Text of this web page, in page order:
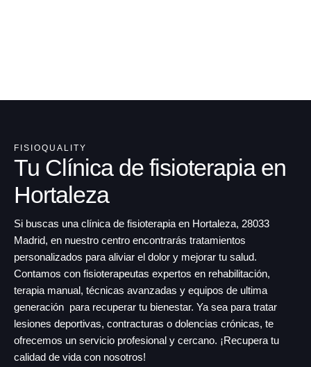
FISIOQUALITY
Tu Clínica de fisioterapia en
Hortaleza
Si buscas una clínica de fisioterapia en Hortaleza, 28033
Madrid, en nuestro centro encontrarás tratamientos
personalizados para aliviar el dolor y mejorar tu salud.
Contamos con fisioterapeutas expertos en rehabilitación,
terapia manual, técnicas avanzadas y equipos de ultima
generación para recuperar tu bienestar. Ya sea para tratar
lesiones deportivas, contracturas o dolencias crónicas, te
ofrecemos un servicio profesional y cercano. ¡Recupera tu
calidad de vida con nosotros!